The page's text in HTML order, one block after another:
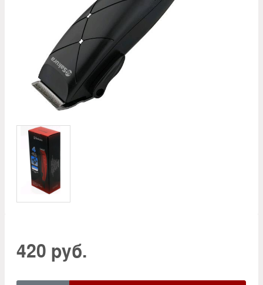
420 руб.